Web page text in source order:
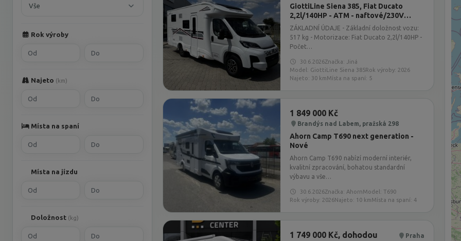
Vše
Rok výroby
Najeto (km)
Místa na spaní
Místa na jízdu
Doložnost (kg)
GiottiLine Siena 385, Fiat Ducato
2,2l/140HP - ATM - naftové/230V
topení - sleva 133 435 Kč
ZÁKLADNÍ ÚDAJE - Základní doložnost vozu:
517 kg - Motorizace: Fiat Ducato 2,2l/140HP -
Počet…
30.6.2026Značka: Jiná
Model: GiottiLine Siena 385Rok výroby: 2026
Najeto: 30 kmMísta na spaní: 5
1 849 000 Kč
Brandýs nad Labem, pražská 298
Ahorn Camp T690 next generation -
Nové
Ahorn Camp T690 nabízí moderní interiér,
kvalitní zpracování, bohatou standardní
výbavu a vše…
30.6.2026Značka: AhornModel: T690
Rok výroby: 2026Najeto: 10 kmMísta na spaní: 4
1 749 000 Kč, dohodou Praha